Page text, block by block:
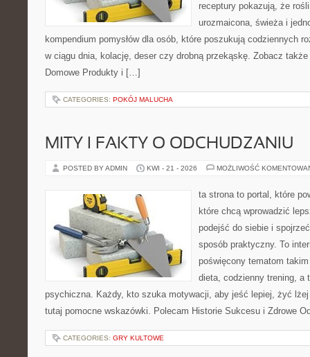
receptury pokazują, że
urozmaicona, świeża i
kompendium pomysłów dla osób, które poszukują codziennych
w ciągu dnia, kolację, deser czy drobną przekąskę. Zobacz
Domowe Produkty i […]
CATEGORIES: POKÓJ MALUCHA
MITY I FAKTY O ODCHUDZANIU
POSTED BY ADMIN KWI - 21 - 2026 MOŻLIWOŚĆ
ta strona to portal, które
które chcą wprowadzić
podejść do siebie i
sposób praktyczny. To
poświęcony tematom
dieta, codzienny trening, a
psychiczna. Każdy, kto szuka motywacji, aby jeść lepiej, żyć
tutaj pomocne wskazówki. Polecam Historie Sukcesu i Zdrowe
CATEGORIES: GRY KULTOWE